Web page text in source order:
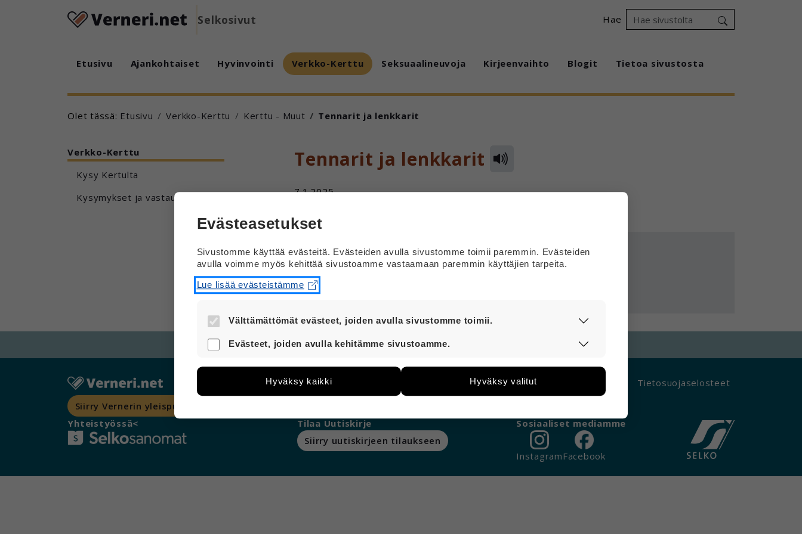
Selkosivut Hae
Etusivu Ajankohtaiset Hyvinvointi Verkko-Kerttu Seksuaalineuvoja Kirjeenvaihto Blogit Tietoa sivustosta
Olet tässä: Etusivu Verkko-Kerttu Kerttu - Muut Tennarit ja lenkkarit
Verkko-Kerttu
Kysy Kertulta
Kysymykset ja vastaukset
Tennarit ja lenkkarit
7.1.2025
Onko tennarit ja lenkkarit sama asia?
Hei
Siirry Vernerin yleispuolelle
Ota yhteyttä Saavutettavuusseloste Tietosuojaselosteet
Yhteistyössä<
Tilaa Uutiskirje
Siirry uutiskirjeen tilaukseen
Sosiaaliset mediamme
Instagram Facebook
Evästeasetukset
Sivustomme käyttää evästeitä. Evästeiden avulla sivustomme toimii paremmin. Evästeiden
avulla voimme myös kehittää sivustoamme vastaamaan paremmin käyttäjien tarpeita.
Lue lisää evästeistämme
Välttämättömät evästeet, joiden avulla sivustomme toimii.
Nämä evästeet ovat aina käytössä, jotta sivustoamme voi käyttää sujuvasti ja
turvallisesti.
Evästeet, joiden avulla kehitämme sivustoamme.
avulla voimme kehittää sivustoamme vastaamaan paremmin käyttäjien tarpeita.
Tietoa kerätään esimerkiksi kävijämääristä ja siitä, mitä sivuja käytetään ja miten
sivuilla liikutaan. Emme kuitenkaan kerää henkilötietoja kuten nimiä, eikä tietoja
Voit valita, hyväksytkö näiden evästeiden käytön.
Hyväksy kaikki Hyväksy valitut